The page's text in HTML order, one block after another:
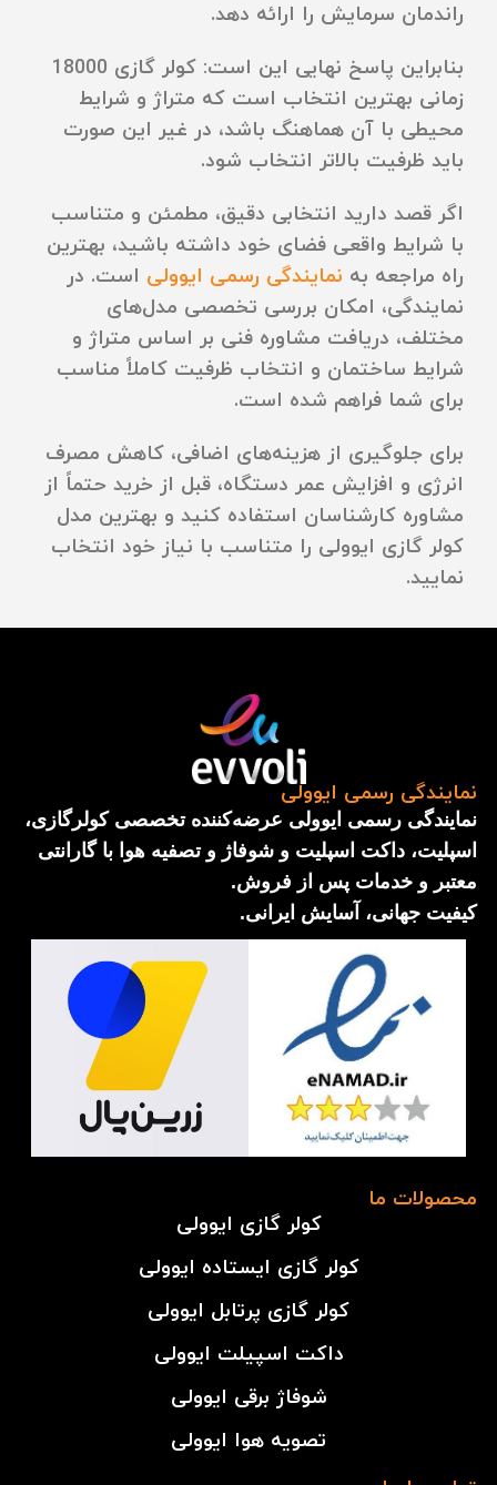
راندمان سرمایش را ارائه دهد.
بنابراین پاسخ نهایی این است: کولر گازی 18000
زمانی بهترین انتخاب است که متراژ و شرایط
محیطی با آن هماهنگ باشد، در غیر این صورت
باید ظرفیت بالاتر انتخاب شود.
اگر قصد دارید انتخابی دقیق، مطمئن و متناسب
با شرایط واقعی فضای خود داشته باشید، بهترین
راه مراجعه به نمایندگی رسمی ایوولی است. در
نمایندگی، امکان بررسی تخصصی مدل‌های
مختلف، دریافت مشاوره فنی بر اساس متراژ و
شرایط ساختمان و انتخاب ظرفیت کاملاً مناسب
برای شما فراهم شده است.
برای جلوگیری از هزینه‌های اضافی، کاهش مصرف
انرژی و افزایش عمر دستگاه، قبل از خرید حتماً از
مشاوره کارشناسان استفاده کنید و بهترین مدل
کولر گازی ایوولی را متناسب با نیاز خود انتخاب
نمایید.
نمایندگی رسمی ایوولی
نمایندگی رسمی ایوولی عرضه‌کننده تخصصی کولرگازی،
اسپلیت، داکت اسپلیت و شوفاژ و تصفیه هوا با گارانتی
معتبر و خدمات پس از فروش.
کیفیت جهانی، آسایش ایرانی.
محصولات ما
کولر گازی ایوولی
کولر گازی ایستاده ایوولی
کولر گازی پرتابل ایوولی
داکت اسپیلت ایوولی
شوفاژ برقی ایوولی
تصویه هوا ایوولی